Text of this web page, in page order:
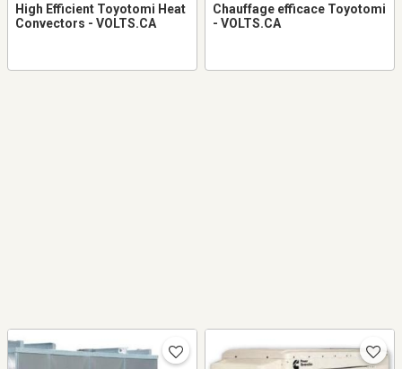
High Efficient Toyotomi Heat
Convectors - VOLTS.CA
Chauffage efficace Toyotomi
- VOLTS.CA